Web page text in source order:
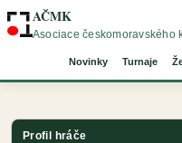
AČMK
Asociace českomoravského
Novinky Turnaje
Profil hráče